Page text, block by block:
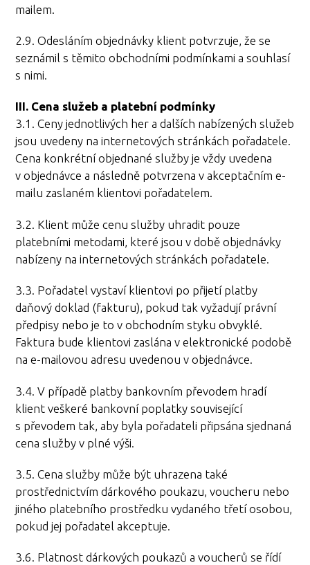
mailem.
2.9. Odesláním objednávky klient potvrzuje, že se
seznámil s těmito obchodními podmínkami a souhlasí
s nimi.
III. Cena služeb a platební podmínky
3.1. Ceny jednotlivých her a dalších nabízených služeb
jsou uvedeny na internetových stránkách pořadatele.
Cena konkrétní objednané služby je vždy uvedena
v objednávce a následně potvrzena v akceptačním e-
mailu zaslaném klientovi pořadatelem.
3.2. Klient může cenu služby uhradit pouze
platebními metodami, které jsou v době objednávky
nabízeny na internetových stránkách pořadatele.
3.3. Pořadatel vystaví klientovi po přijetí platby
daňový doklad (fakturu), pokud tak vyžadují právní
předpisy nebo je to v obchodním styku obvyklé.
Faktura bude klientovi zaslána v elektronické podobě
na e-mailovou adresu uvedenou v objednávce.
3.4. V případě platby bankovním převodem hradí
klient veškeré bankovní poplatky související
s převodem tak, aby byla pořadateli připsána sjednaná
cena služby v plné výši.
3.5. Cena služby může být uhrazena také
prostřednictvím dárkového poukazu, voucheru nebo
jiného platebního prostředku vydaného třetí osobou,
pokud jej pořadatel akceptuje.
3.6. Platnost dárkových poukazů a voucherů se řídí